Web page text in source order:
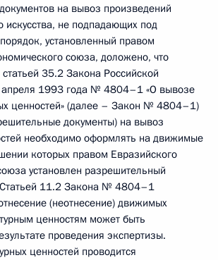
на вывоз произведений
искусства, не подпадающих под
установленный правом
союза, доложено, что
статьей 35.2 Закона Российской
1993 года № 4804–1 «О вывозе
ценностей» (далее – Закон № 4804–1)
документы) на вывоз
необходимо оформлять на движимые
которых правом Евразийского
установлен разрешительный
11.2 Закона № 4804–1
(неотнесение) движимых
ценностям может быть
проведения экспертизы.
ценностей проводится